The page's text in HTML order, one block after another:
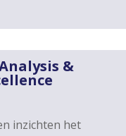
&
inzichten het